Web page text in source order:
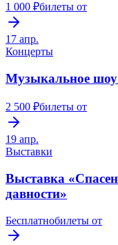
1 000 ₽билеты от
17 апр.
Концерты
Музыкальное шоу
2 500 ₽билеты от
19 апр.
Выставки
Выставка
давности»
Бесплатнобилеты от